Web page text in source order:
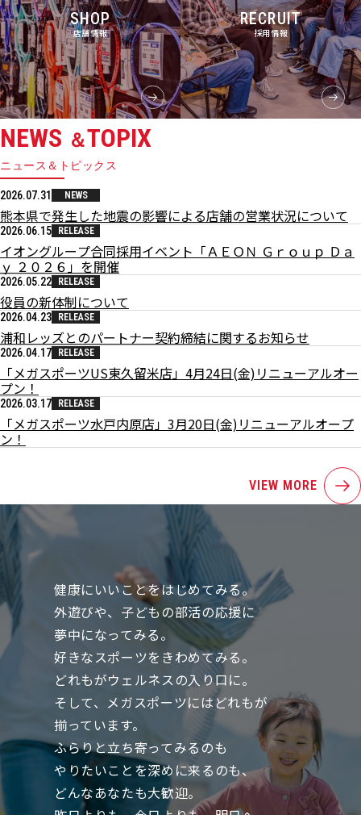
SHOP
店舗情報
RECRUIT
採用情報
NEWS ＆TOPIX
ニュース＆トピックス
2026.07.31 NEWS
熊本県で発生した地震の影響による店舗の営業状況について
2026.06.15 RELEASE
イオングループ合同採用イベント「ＡＥＯＮ Ｇｒｏｕｐ Ｄａ
ｙ ２０２６」を開催
2026.05.22 RELEASE
役員の新体制について
2026.04.23 RELEASE
浦和レッズとのパートナー契約締結に関するお知らせ
2026.04.17 RELEASE
「メガスポーツUS東久留米店」4月24日(金)リニューアルオー
プン！
2026.03.17 RELEASE
「メガスポーツ水戸内原店」3月20日(金)リニューアルオープ
ン！
VIEW MORE
健康にいいことをはじめてみる。
外遊びや、子どもの部活の応援に
夢中になってみる。
好きなスポーツをきわめてみる。
どれもがウェルネスの入り口に。
そして、メガスポーツにはどれもが
揃っています。
ふらりと立ち寄ってみるのも
やりたいことを深めに来るのも、
どんなあなたも大歓迎。